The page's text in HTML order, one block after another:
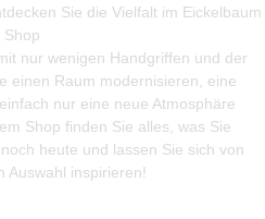
Sie die Vielfalt im Eickelbaum
Shop
nur wenigen Handgriffen und der
einen Raum modernisieren, eine
nur eine neue Atmosphäre
Shop finden Sie alles, was Sie
heute und lassen Sie sich von
Auswahl inspirieren!